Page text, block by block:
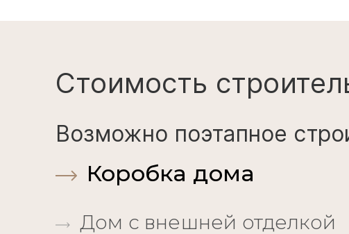
Стоимость
Возможно поэтапное
Коробка дома
Дом с внешней отделкой